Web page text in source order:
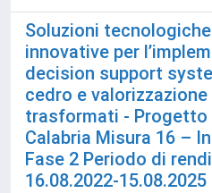
Soluzioni
innovative per
decision support
cedro e
trasformati - Progetto
Calabria Misura 16 –
Fase 2 Periodo di
16.08.2022-15.08.2025